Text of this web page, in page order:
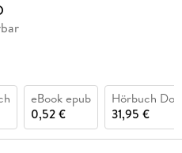
eBook epub
0,52 €
Hörbuch
31,95 €